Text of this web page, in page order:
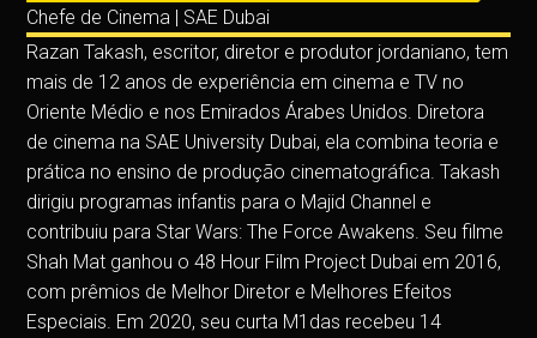
Chefe de Cinema | SAE Dubai
Razan Takash, escritor, diretor e produtor jordaniano, tem
mais de 12 anos de experiência em cinema e TV no
Oriente Médio e nos Emirados Árabes Unidos. Diretora
de cinema na SAE University Dubai, ela combina teoria e
prática no ensino de produção cinematográfica. Takash
dirigiu programas infantis para o Majid Channel e
contribuiu para Star Wars: The Force Awakens. Seu filme
Shah Mat ganhou o 48 Hour Film Project Dubai em 2016,
com prêmios de Melhor Diretor e Melhores Efeitos
Especiais. Em 2020, seu curta M1das recebeu 14